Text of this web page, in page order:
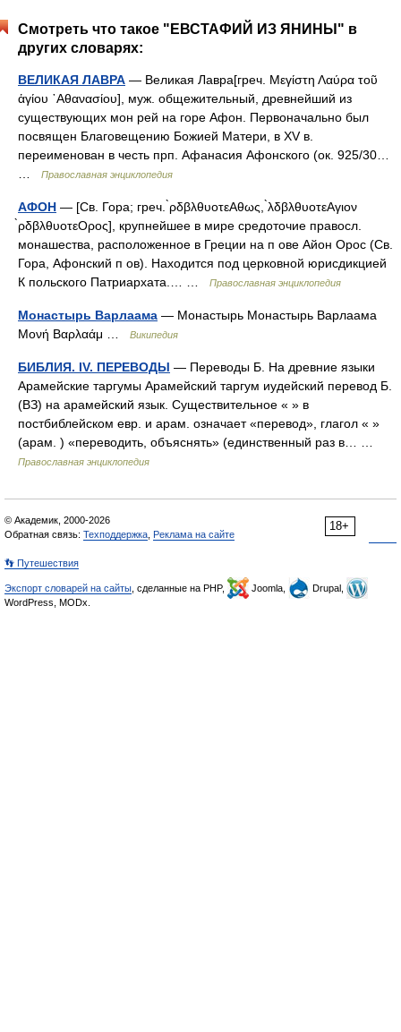
Смотреть что такое "ЕВСТАФИЙ ИЗ ЯНИНЫ" в
других словарях:
ВЕЛИКАЯ ЛАВРА — Великая Лавра[греч. Μεγίστη Λαύρα τοῦ
ἁγίου ᾿Αθανασίου], муж. общежительный, древнейший из
существующих мон рей на горе Афон. Первоначально был
посвящен Благовещению Божией Матери, в XV в.
переименован в честь прп. Афанасия Афонского (ок. 925/30…
Православная энциклопедия
АФОН — [Св. Гора; греч. ̀ρδβλθυοτεΑθως, ̀λδβλθυοτεΑγιον
̀ρδβλθυοτεΟρος], крупнейшее в мире средоточие правосл.
монашества, расположенное в Греции на п ове Айон Орос (Св.
Гора, Афонский п ов). Находится под церковной юрисдикцией
К польского Патриархата.… …
Православная энциклопедия
Монастырь Варлаама — Монастырь Монастырь Варлаама
Μονή Βαρλαάμ …
Википедия
БИБЛИЯ. IV. ПЕРЕВОДЫ — Переводы Б. На древние языки
Арамейские таргумы Арамейский таргум иудейский перевод Б.
(ВЗ) на арамейский язык. Существительное « » в
постбиблейском евр. и арам. означает «перевод», глагол « »
(арам. ) «переводить, объяснять» (единственный раз в… …
Православная энциклопедия
18+
© Академик, 2000-2026
Обратная связь: Техподдержка Реклама на сайте
👣 Путешествия
Экспорт словарей на сайты , сделанные на PHP, Joomla,
Drupal,
WordPress, MODx.